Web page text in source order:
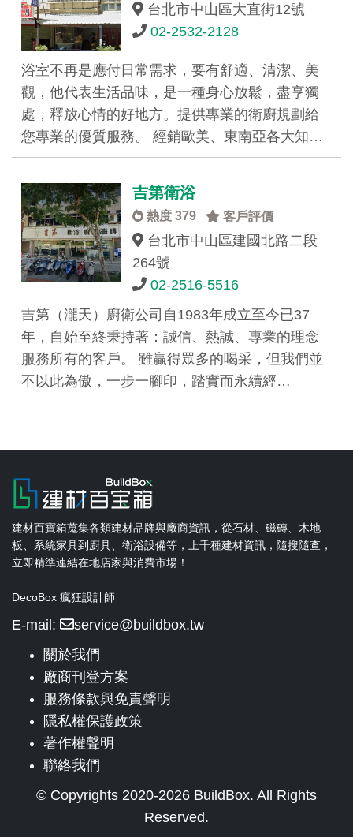
台北市中山區大直街12號
02-2532-2128
浴室不再是應付日常需求，要有舒適、清潔、美
觀，他代表生活品味，是一種身心放鬆，盡享獨
處，釋放心情的好地方。提供專業的衛廚規劃給
您專業的優質服務。 經銷歐美、東南亞各大知…
吉第衛浴
熱度 379 客戶評價
台北市中山區建國北路二段
264號
02-2516-5516
吉第（瀧天）廚衛公司自1983年成立至今已37
年，自始至終秉持著：誠信、熱誠、專業的理念
服務所有的客戶。 雖贏得眾多的喝采，但我們並
不以此為傲，一步一腳印，踏實而永續經…
建材百寶箱蒐集各類建材品牌與廠商資訊，從石材、磁磚、木地
板、系統家具到廚具、衛浴設備等，上千種建材資訊，隨搜隨查，
立即精準連結在地店家與消費市場！
DecoBox 瘋狂設計師
E-mail:
service@buildbox.tw
關於我們
廠商刊登方案
服務條款與免責聲明
隱私權保護政策
著作權聲明
聯絡我們
© Copyrights 2020-2026 BuildBox. All Rights
Reserved.